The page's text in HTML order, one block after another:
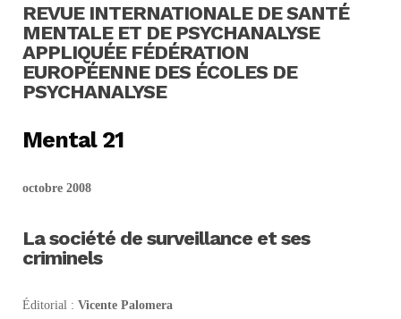
REVUE INTERNATIONALE DE SANTÉ
MENTALE ET DE PSYCHANALYSE
APPLIQUÉE FÉDÉRATION
EUROPÉENNE DES ÉCOLES DE
PSYCHANALYSE
Mental 21
octobre 2008
La société de surveillance et ses
criminels
Éditorial : Vicente Palomera